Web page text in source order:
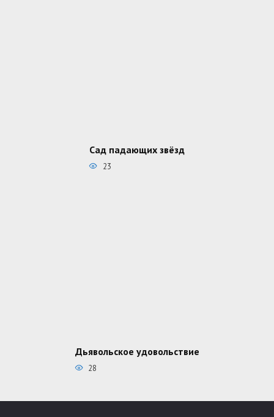
Сад падающих звёзд
23
Дьявольское удовольствие
28